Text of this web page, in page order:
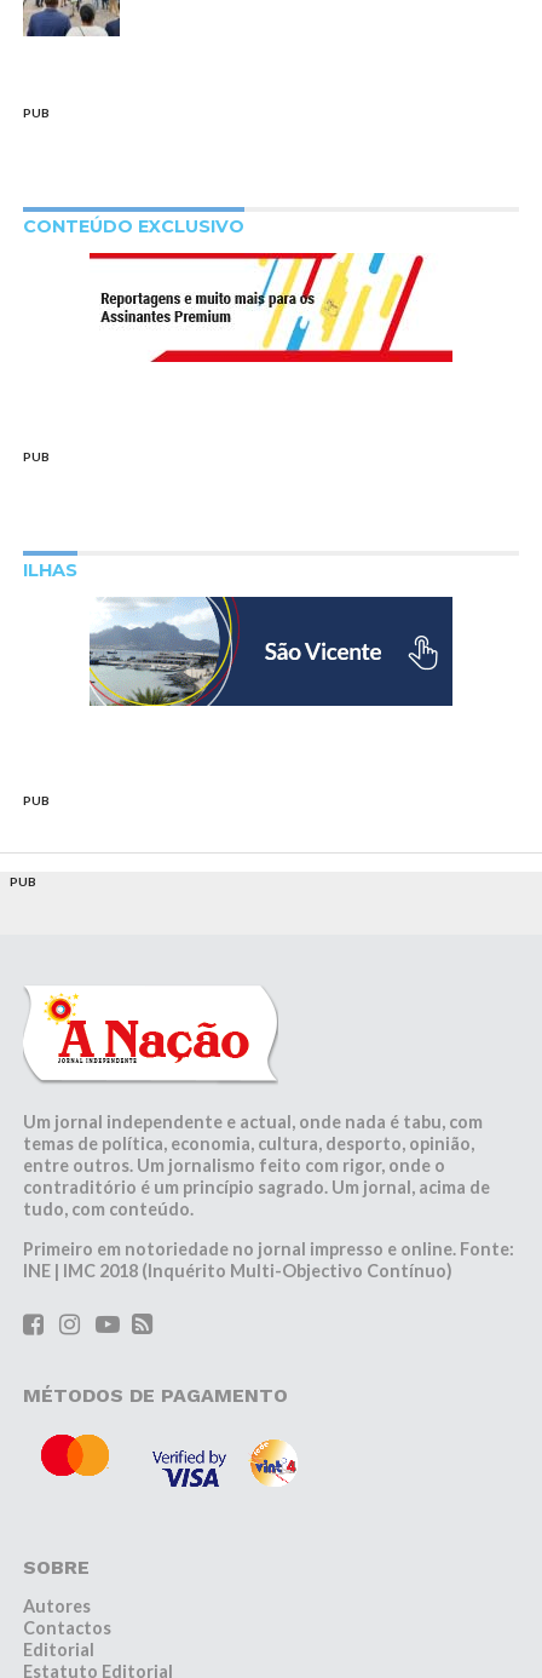
PUB
CONTEÚDO EXCLUSIVO
PUB
ILHAS
PUB
PUB
Um jornal independente e actual, onde nada é tabu, com
temas de política, economia, cultura, desporto, opinião,
entre outros. Um jornalismo feito com rigor, onde o
contraditório é um princípio sagrado. Um jornal, acima de
tudo, com conteúdo.
Primeiro em notoriedade no jornal impresso e online. Fonte:
INE | IMC 2018 (Inquérito Multi-Objectivo Contínuo)
MÉTODOS DE PAGAMENTO
SOBRE
Autores
Contactos
Editorial
Estatuto Editorial